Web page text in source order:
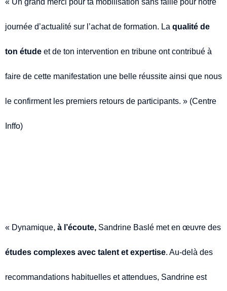
journée d’actualité sur l’achat de formation. La qualité de
ton étude et de ton intervention en tribune ont contribué à
faire de cette manifestation une belle réussite ainsi que nous
le confirment les premiers retours de participants. » (Centre
Inffo)
« Dynamique, à l’écoute, Sandrine Baslé met en œuvre des
études complexes avec talent et expertise . Au-delà des
recommandations habituelles et attendues, Sandrine est